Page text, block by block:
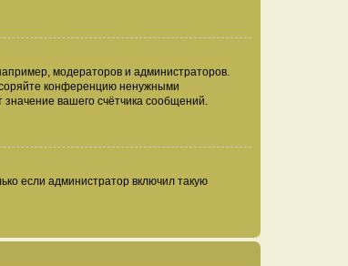
модераторов и администраторов.
конференцию ненужными
вашего счётчика сообщений.
если администратор включил такую